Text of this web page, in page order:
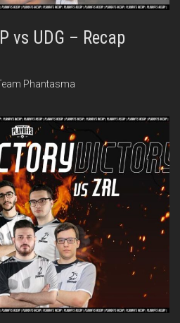
vs UDG – Recap
Phantasma